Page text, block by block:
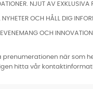
NJUT AV EXKLUSIVA
NYHETER OCH HÅLL DIG
EVENEMANG OCH
prenumerationen när som
hitta vår